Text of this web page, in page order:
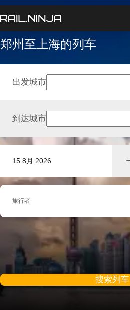
郑州至上海的列车
15 8月 2026
出发城市
到达城市
旅行者
搜索列车